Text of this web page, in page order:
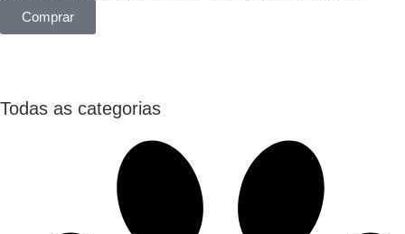
Comprar
Todas as categorias